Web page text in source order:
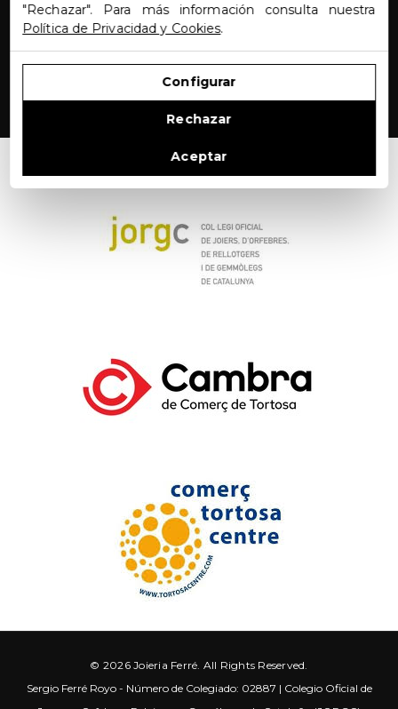
© 2026 Joieria Ferré. All Rights Reserved.
Sergio Ferré Royo - Número de Colegiado: 02887 | Colegio Oficial de
"Rechazar". Para más información consulta nuestra
Política de Privacidad y Cookies.
Configurar
Rechazar
Aceptar